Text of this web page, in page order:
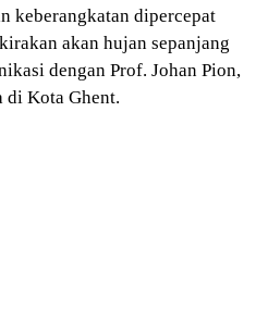
keberangkatan dipercepat
akan hujan sepanjang
dengan Prof. Johan Pion,
di Kota Ghent.